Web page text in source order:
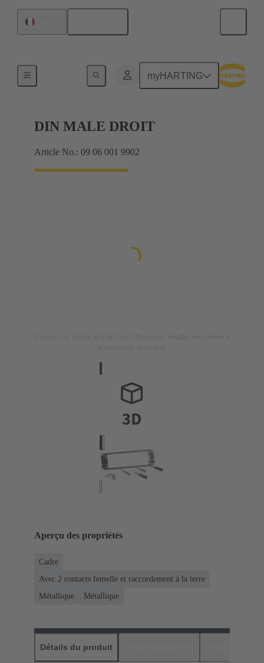
myHARTING
DIN MALE DROIT
Article No.: 09 06 001 9902
Aperçu des propriétés
Cadre
Avec 2 contacts femelle et raccordement à la terre
Métallique
Métallique
Détails du produit